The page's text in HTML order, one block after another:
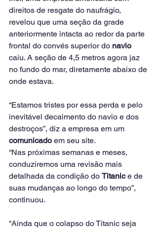
direitos de resgate do naufrágio,
revelou que uma seção da grade
anteriormente intacta ao redor da parte
frontal do convés superior do navio
caiu. A seção de 4,5 metros agora jaz
no fundo do mar, diretamente abaixo de
onde estava.
“Estamos tristes por essa perda e pelo
inevitável decaimento do navio e dos
destroços”, diz a empresa em um
comunicado em seu site.
“Nas próximas semanas e meses,
conduziremos uma revisão mais
detalhada da condição do Titanic e de
suas mudanças ao longo do tempo”,
continuou.
“Ainda que o colapso do Titanic seja